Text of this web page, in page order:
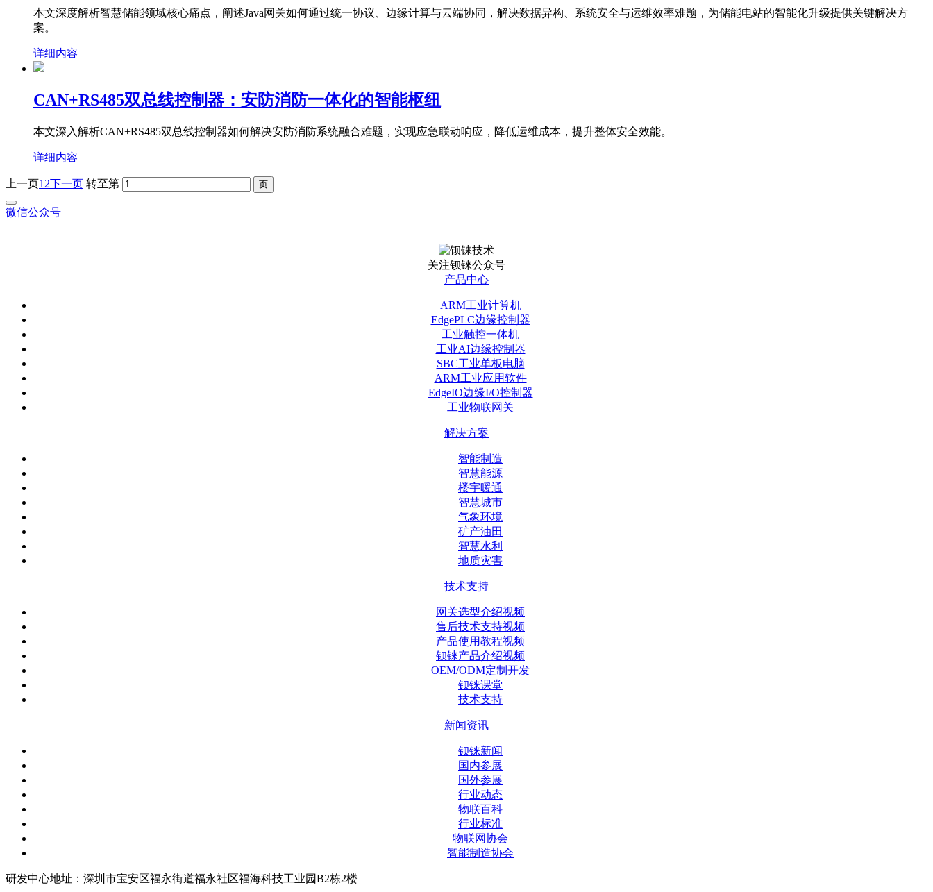
本文深度解析智慧储能领域核心痛点，阐述Java网关如何通过统一协议、边缘计算与云端协同，解决数据异构、系统安全与运维效率难题，为储能电站的智能化升级提供关键解决方
案。
详细内容
CAN+RS485双总线控制器：安防消防一体化的智能枢纽
本文深入解析CAN+RS485双总线控制器如何解决安防消防系统融合难题，实现应急联动响应，降低运维成本，提升整体安全效能。
详细内容
上一页1 2下一页 转至第
微信公众号
关注钡铼公众号
产品中心
ARM工业计算机
EdgePLC边缘控制器
工业触控一体机
工业AI边缘控制器
SBC工业单板电脑
ARM工业应用软件
EdgeIO边缘I/O控制器
工业物联网关
解决方案
智能制造
智慧能源
楼宇暖通
智慧城市
气象环境
矿产油田
智慧水利
地质灾害
技术支持
网关选型介绍视频
售后技术支持视频
产品使用教程视频
钡铼产品介绍视频
OEM/ODM定制开发
钡铼课堂
技术支持
新闻资讯
钡铼新闻
国内参展
国外参展
行业动态
物联百科
行业标准
物联网协会
智能制造协会
研发中心地址：深圳市宝安区福永街道福永社区福海科技工业园B2栋2楼